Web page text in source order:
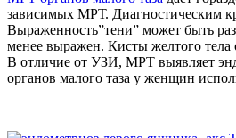
зависимых МРТ. Диагностическим
Выраженность”тени” может быть
менее выражен. Кисты желтого
В отличие от УЗИ, МРТ выявляет
органов малого таза у женщин